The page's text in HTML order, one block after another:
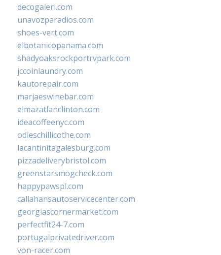
decogaleri.com
unavozparadios.com
shoes-vert.com
elbotanicopanama.com
shadyoaksrockportrvpark.com
jccoinlaundry.com
kautorepair.com
marjaeswinebar.com
elmazatlanclinton.com
ideacoffeenyc.com
odieschillicothe.com
lacantinitagalesburg.com
pizzadeliverybristol.com
greenstarsmogcheck.com
happypawspl.com
callahansautoservicecenter.com
georgiascornermarket.com
perfectfit24-7.com
portugalprivatedriver.com
von-racer.com